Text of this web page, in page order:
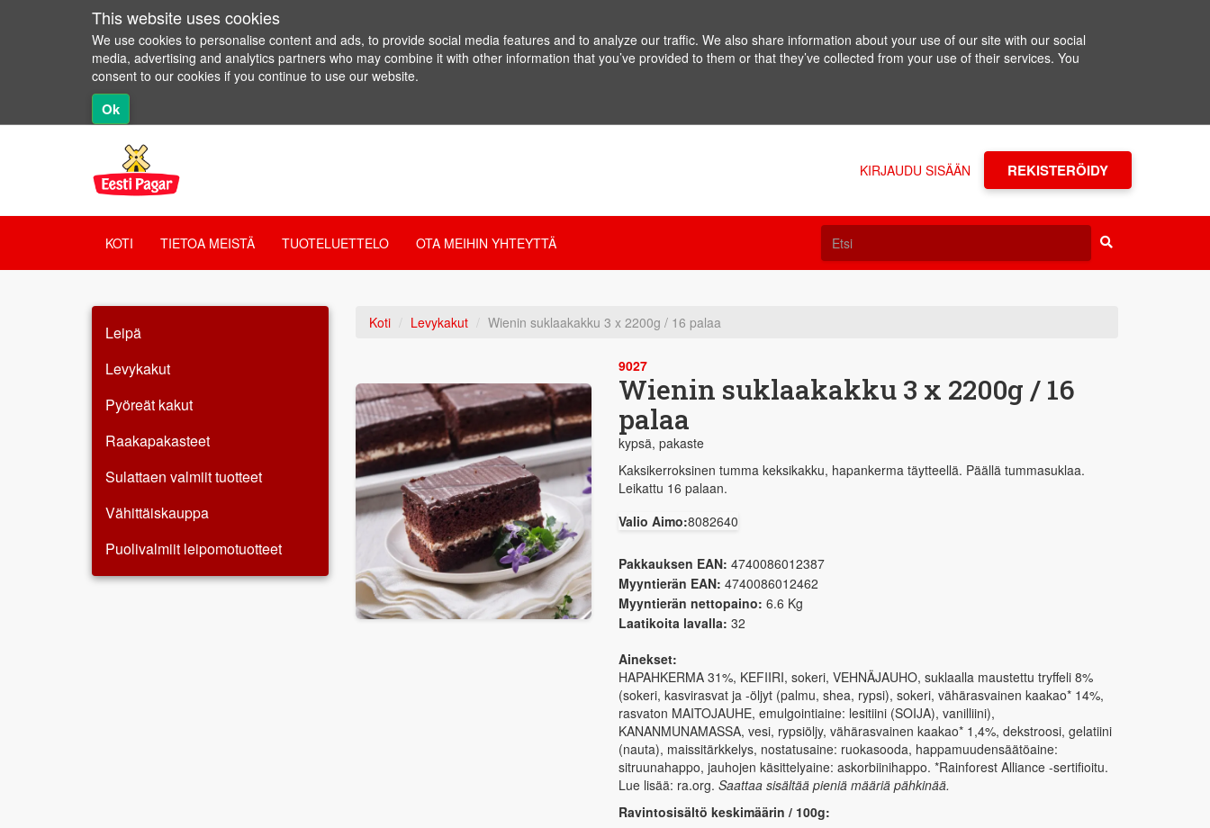
This website uses cookies
We use cookies to personalise content and ads, to provide social media features and to analyze our traffic. We also share information about your use of our site with our social
media, advertising and analytics partners who may combine it with other information that you’ve provided to them or that they’ve collected from your use of their services. You
consent to our cookies if you continue to use our website.
Ok
KIRJAUDU SISÄÄN REKISTERÖIDY
KOTI TIETOA MEISTÄ TUOTELUETTELO OTA MEIHIN YHTEYTTÄ
Leipä
Levykakut
Pyöreät kakut
Raakapakasteet
Sulattaen valmiit tuotteet
Vähittäiskauppa
Puolivalmiit leipomotuotteet
Koti Levykakut Wienin suklaakakku 3 x 2200g / 16 palaa
9027
Wienin suklaakakku 3 x 2200g / 16
palaa
kypsä, pakaste
Kaksikerroksinen tumma keksikakku, hapankerma täytteellä. Päällä tummasuklaa.
Leikattu 16 palaan.
Valio Aimo:8082640
Pakkauksen EAN: 4740086012387
Myyntierän EAN: 4740086012462
Myyntierän nettopaino: 6.6 Kg
Laatikoita lavalla: 32
Ainekset:
HAPAHKERMA 31%, KEFIIRI, sokeri, VEHNÄJAUHO, suklaalla maustettu tryffeli 8%
(sokeri, kasvirasvat ja -öljyt (palmu, shea, rypsi), sokeri, vähärasvainen kaakao* 14%,
rasvaton MAITOJAUHE, emulgointiaine: lesitiini (SOIJA), vanilliini),
KANANMUNAMASSA, vesi, rypsiöljy, vähärasvainen kaakao* 1,4%, dekstroosi, gelatiini
(nauta), maissitärkkelys, nostatusaine: ruokasooda, happamuudensäätöaine:
sitruunahappo, jauhojen käsittelyaine: askorbiinihappo. *Rainforest Alliance -sertifioitu.
Lue lisää: ra.org. Saattaa sisältää pieniä määriä pähkinää.
Ravintosisältö keskimäärin / 100g: